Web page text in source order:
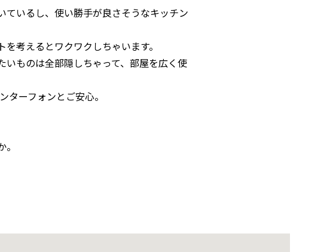
いるし、使い勝手が良さそうなキッチン
考えるとワクワクしちゃいます。
ものは全部隠しちゃって、部屋を広く使
ーフォンとご安心。